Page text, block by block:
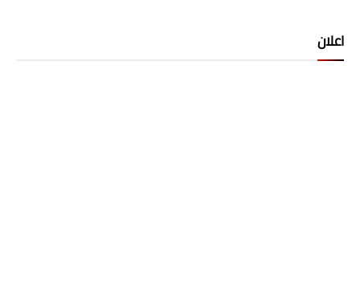
اعلان